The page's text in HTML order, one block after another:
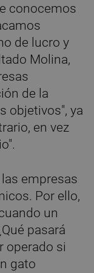
conocemos
de lucro y
Molina,
de la
objetivos", ya
en vez
empresas
Por ello,
un
pasará
operado si
gato